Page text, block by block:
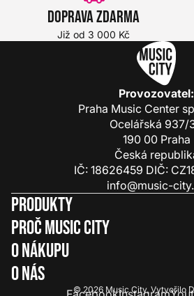
Doprava zdarma
Již od 3 000 Kč
Provozovatel:
Praha Music Center
Ocelářská 937/
190 00 Praha
Česká
IČ: 18626459 DIČ:
info@music-
Produkty
Proč Music City
O nákupu
O nás
© 2026 Music City. Vytvořilo